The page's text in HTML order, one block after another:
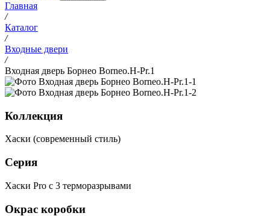
Главная
/
Каталог
/
Входные двери
/
Входная дверь Борнео Borneo.H-Pr.1
Коллекция
Хаски (современный стиль)
Серия
Хаски Pro с 3 терморазрывами
Окрас коробки